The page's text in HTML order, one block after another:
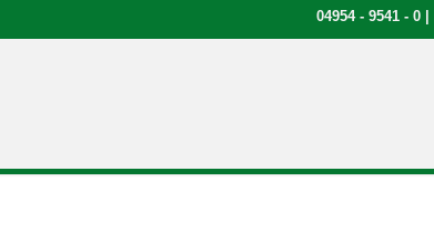
04954 - 9541 - 0